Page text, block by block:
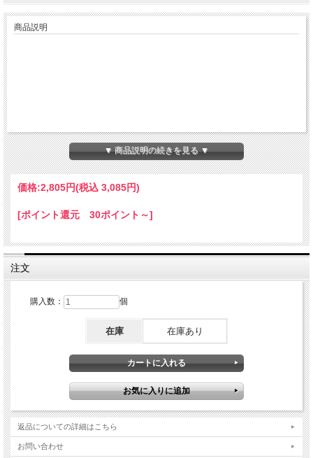
商品説明
▼ 商品説明の続きを見る ▼
価格:2,805円(税込 3,085円)
[ポイント還元 30ポイント～]
注文
購入数： 個
在庫 在庫あり
返品についての詳細はこちら
お問い合わせ